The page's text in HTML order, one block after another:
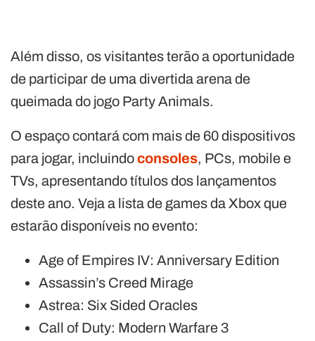
Além disso, os visitantes terão a oportunidade
de participar de uma divertida arena de
queimada do jogo Party Animals.
O espaço contará com mais de 60 dispositivos
para jogar, incluindoconsoles, PCs, mobile e
TVs, apresentando títulos dos lançamentos
deste ano. Veja a lista de games da Xbox que
estarão disponíveis no evento:
Age of Empires IV: Anniversary Edition
Assassin’s Creed Mirage
Astrea: Six Sided Oracles
Call of Duty: Modern Warfare 3